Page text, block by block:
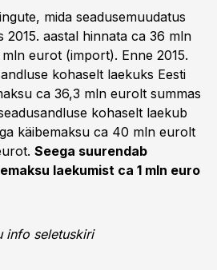
mida seadusemuudatus
2015. aastal hinnata ca 36 mln
eurot (import). Enne 2015.
kohaselt laekuks Eesti
ca 36,3 mln eurolt summas
kohaselt laekub
käibemaksu ca 40 mln eurolt
Seega suurendab
laekumist ca 1 mln euro
info seletuskiri